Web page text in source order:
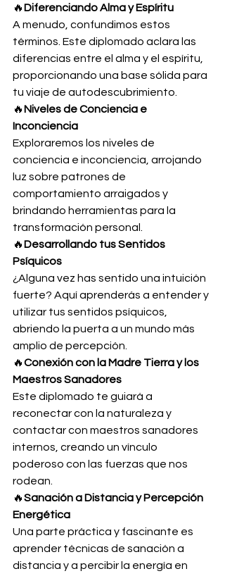
🔥 Diferenciando Alma y Espíritu
A menudo, confundimos estos
términos. Este diplomado aclara las
diferencias entre el alma y el espíritu,
proporcionando una base sólida para
tu viaje de autodescubrimiento.
🔥 Niveles de Conciencia e
Inconciencia
Exploraremos los niveles de
conciencia e inconciencia, arrojando
luz sobre patrones de
comportamiento arraigados y
brindando herramientas para la
transformación personal.
🔥 Desarrollando tus Sentidos
Psíquicos
¿Alguna vez has sentido una intuición
fuerte? Aquí aprenderás a entender y
utilizar tus sentidos psíquicos,
abriendo la puerta a un mundo más
amplio de percepción.
🔥Conexión con la Madre Tierra y los
Maestros Sanadores
Este diplomado te guiará a
reconectar con la naturaleza y
contactar con maestros sanadores
internos, creando un vínculo
poderoso con las fuerzas que nos
rodean.
🔥Sanación a Distancia y Percepción
Energética
Una parte práctica y fascinante es
aprender técnicas de sanación a
distancia y a percibir la energía en